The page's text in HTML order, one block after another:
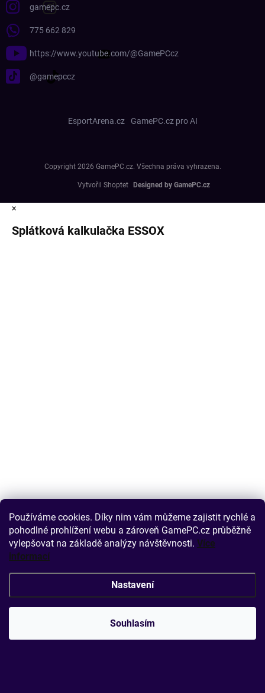
Používáme cookies. Díky nim vám můžeme zajistit rychlé a
pohodlné prohlížení webu a zároveň GamePC.cz průběžně
vylepšovat na základě analýzy návštěvnosti. Více
informací
Nastavení
Souhlasím
gamepc.cz
775 662 829
https://www.youtube.com/@GamePCcz
@gamepccz
EsportArena.cz GamePC.cz pro AI
Vytvořil Shoptet
Copyright 2026 GamePC.cz. Všechna práva vyhrazena.
×
Splátková kalkulačka ESSOX